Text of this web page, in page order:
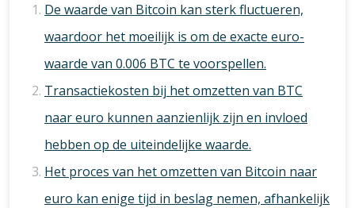
De waarde van Bitcoin kan sterk fluctueren,
waardoor het moeilijk is om de exacte euro-
waarde van 0.006 BTC te voorspellen.
Transactiekosten bij het omzetten van BTC
naar euro kunnen aanzienlijk zijn en invloed
hebben op de uiteindelijke waarde.
Het proces van het omzetten van Bitcoin naar
euro kan enige tijd in beslag nemen, afhankelijk